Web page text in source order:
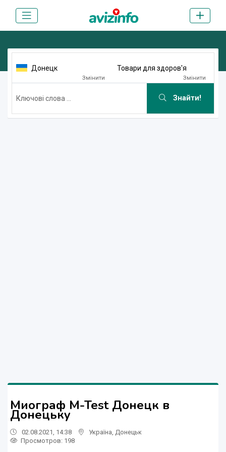
Донецк
Змінити
Товари для здоров'я
Змінити
Знайти!
Миограф M-Test Донецк в
Донецьку
02.08.2021, 14:38 Україна Донецьк
Просмотров: 198